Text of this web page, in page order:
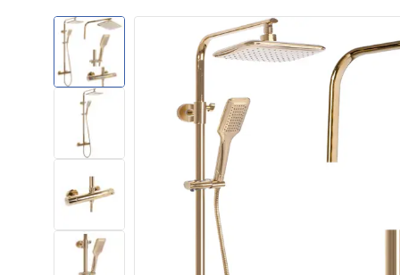
Dušo durys
Vonios dušo padėklai
Linijiniai dušo kanalai